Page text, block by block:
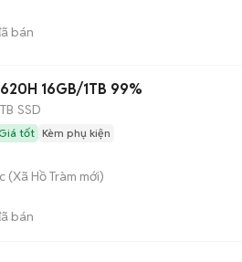
bán
16GB/1TB 99%
SSD
tốt Kèm phụ kiện
(Xã Hồ Tràm mới)
bán